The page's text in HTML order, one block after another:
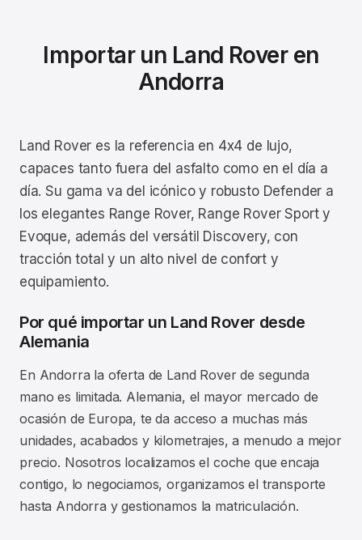
Importar un Land Rover en
Andorra
Land Rover es la referencia en 4x4 de lujo,
capaces tanto fuera del asfalto como en el día a
día. Su gama va del icónico y robusto Defender a
los elegantes Range Rover, Range Rover Sport y
Evoque, además del versátil Discovery, con
tracción total y un alto nivel de confort y
equipamiento.
Por qué importar un Land Rover desde
Alemania
En Andorra la oferta de Land Rover de segunda
mano es limitada. Alemania, el mayor mercado de
ocasión de Europa, te da acceso a muchas más
unidades, acabados y kilometrajes, a menudo a mejor
precio. Nosotros localizamos el coche que encaja
contigo, lo negociamos, organizamos el transporte
hasta Andorra y gestionamos la matriculación.